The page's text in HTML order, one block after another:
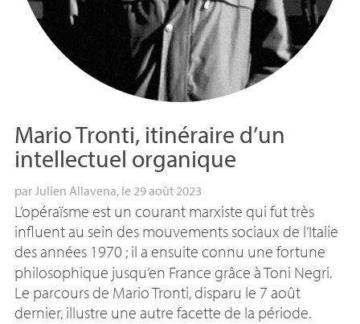
Mario Tronti, itinéraire d’un
intellectuel organique
parJulien Allavena, le 29 août 2023
L’opéraïsme est un courant marxiste qui fut très
influent au sein des mouvements sociaux de l’Italie
des années 1970 ; il a ensuite connu une fortune
philosophique jusqu’en France grâce à Toni Negri.
Le parcours de Mario Tronti, disparu le 7 août
dernier, illustre une autre facette de la période.